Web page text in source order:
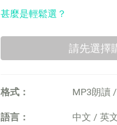
甚麼是輕鬆選？
格式： MP3朗讀
語言： 中文 / 英